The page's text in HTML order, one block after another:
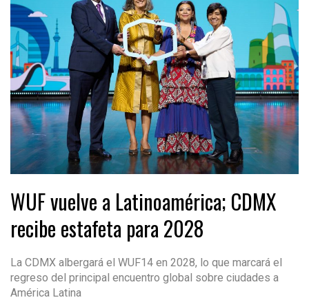
WUF vuelve a Latinoamérica; CDMX
recibe estafeta para 2028
La CDMX albergará el WUF14 en 2028, lo que marcará el
regreso del principal encuentro global sobre ciudades a
América Latina